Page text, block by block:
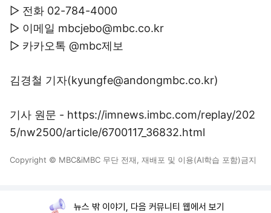
▷ 전화 02-784-4000
▷ 이메일 mbcjebo@mbc.co.kr
▷ 카카오톡 @mbc제보
김경철 기자(kyungfe@andongmbc.co.kr)
기사 원문 - https://imnews.imbc.com/replay/202
5/nw2500/article/6700117_36832.html
Copyright © MBC&iMBC 무단 전재, 재배포 및 이용(AI학습 포함)금지
뉴스 밖 이야기, 다음 커뮤니티 웹에서 보기